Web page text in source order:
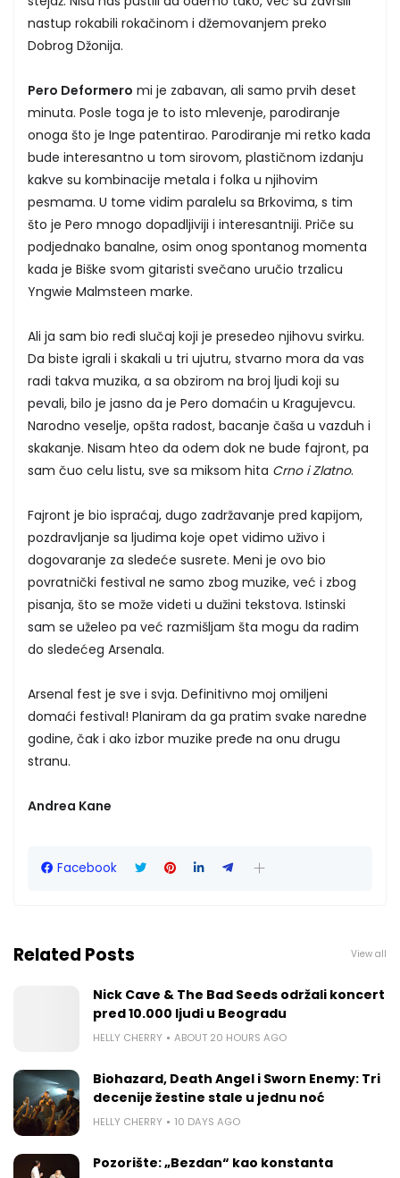
nastup rokabili rokačinom i džemovanjem preko
Dobrog Džonija.
Pero Deformero mi je zabavan, ali samo prvih deset
minuta. Posle toga je to isto mlevenje, parodiranje
onoga što je Inge patentirao. Parodiranje mi retko kada
bude interesantno u tom sirovom, plastičnom izdanju
kakve su kombinacije metala i folka u njihovim
pesmama. U tome vidim paralelu sa Brkovima, s tim
što je Pero mnogo dopadljiviji i interesantniji. Priče su
podjednako banalne, osim onog spontanog momenta
kada je Biške svom gitaristi svečano uručio trzalicu
Yngwie Malmsteen marke.
Ali ja sam bio ređi slučaj koji je presedeo njihovu svirku.
Da biste igrali i skakali u tri ujutru, stvarno mora da vas
radi takva muzika, a sa obzirom na broj ljudi koji su
pevali, bilo je jasno da je Pero domaćin u Kragujevcu.
Narodno veselje, opšta radost, bacanje čaša u vazduh i
skakanje. Nisam hteo da odem dok ne bude fajront, pa
sam čuo celu listu, sve sa miksom hita Crno i Zlatno.
Fajront je bio ispraćaj, dugo zadržavanje pred kapijom,
pozdravljanje sa ljudima koje opet vidimo uživo i
dogovaranje za sledeće susrete. Meni je ovo bio
povratnički festival ne samo zbog muzike, već i zbog
pisanja, što se može videti u dužini tekstova. Istinski
sam se uželeo pa već razmišljam šta mogu da radim
do sledećeg Arsenala.
Arsenal fest je sve i svja. Definitivno moj omiljeni
domaći festival! Planiram da ga pratim svake naredne
godine, čak i ako izbor muzike pređe na onu drugu
stranu.
Andrea Kane
Facebook
Related Posts View all
Nick Cave & The Bad Seeds održali koncert
pred 10.000 ljudi u Beogradu
HELLY CHERRY ABOUT 20 HOURS AGO
Biohazard, Death Angel i Sworn Enemy: Tri
decenije žestine stale u jednu noć
HELLY CHERRY 10 DAYS AGO
Pozorište: „Bezdan“ kao konstanta